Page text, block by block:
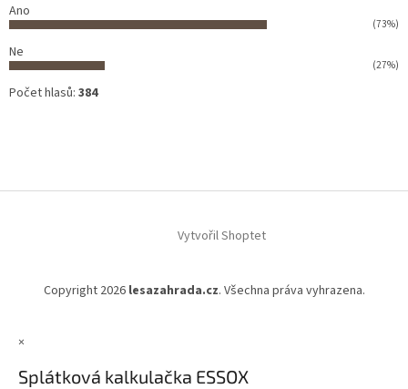
Ano
(73%)
Ne
(27%)
Počet hlasů: 384
Vytvořil Shoptet
Copyright 2026 lesazahrada.cz. Všechna práva vyhrazena.
×
Splátková kalkulačka ESSOX